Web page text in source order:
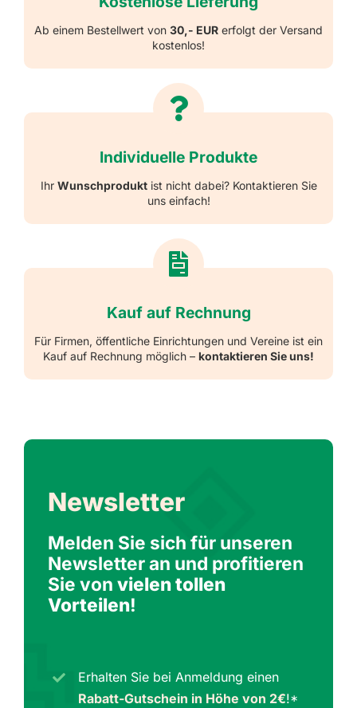
Ab einem Bestellwert von 30,- EUR erfolgt der Versand
kostenlos!
Individuelle Produkte
Ihr Wunschproduktist nicht dabei? Kontaktieren Sie
uns einfach!
Kauf auf Rechnung
Für Firmen, öffentliche Einrichtungen und Vereine ist ein
Kauf auf Rechnung möglich – kontaktieren Sie uns!
Newsletter
Melden Sie sich für unseren
Newsletter an und profitieren
Sie von vielen tollen
Vorteilen!
Erhalten Sie bei Anmeldung einen
Rabatt-Gutschein in Höhe von 2€!*